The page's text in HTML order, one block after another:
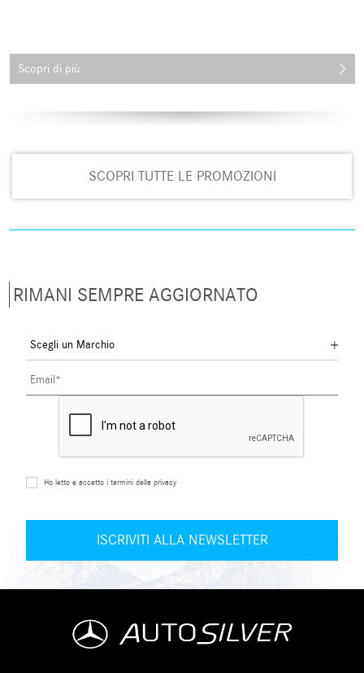
Scopri di più
SCOPRI TUTTE LE PROMOZIONI
RIMANI SEMPRE AGGIORNATO
Ho letto e accetto i termini della privacy